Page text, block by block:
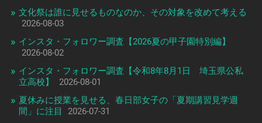
文化祭は誰に見せるものなのか、その対象を改めて考える
2026-08-03
インスタ・フォロワー調査【2026夏の甲子園特別編】
2026-08-02
インスタ・フォロワー調査【令和8年8月1日 埼玉県公私
立高校】
2026-08-01
夏休みに授業を見せる、春日部女子の「夏期講習見学週
間」に注目
2026-07-31